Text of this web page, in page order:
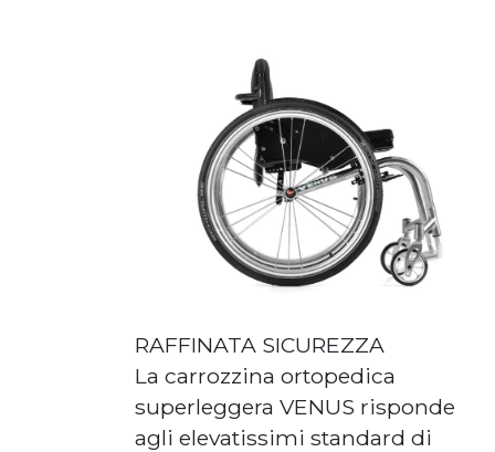
RAFFINATA SICUREZZA
La carrozzina ortopedica
superleggera VENUS risponde
agli elevatissimi standard di